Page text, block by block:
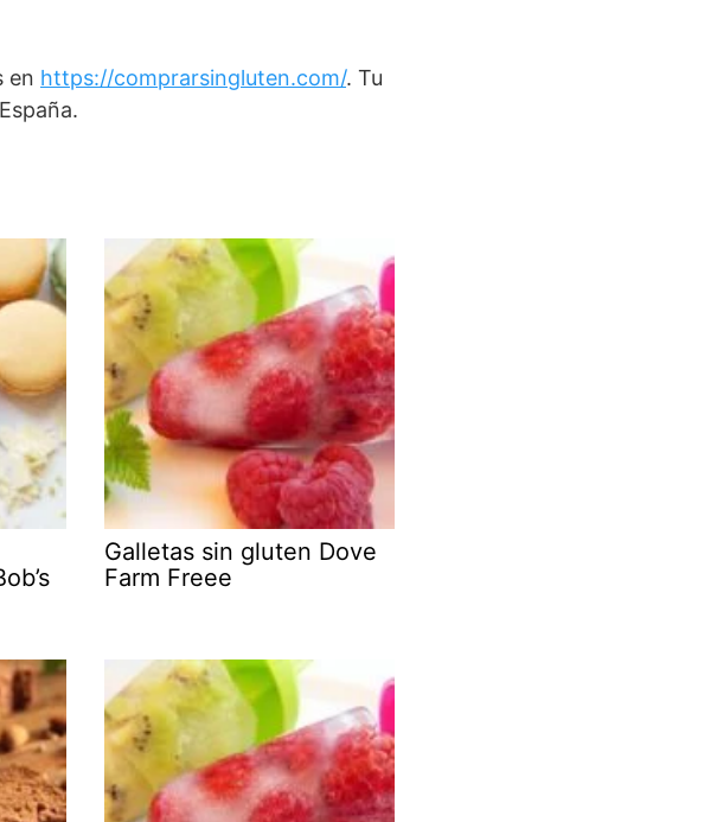
en https://comprarsingluten.com/. Tu
Galletas sin gluten Dove
Farm Freee